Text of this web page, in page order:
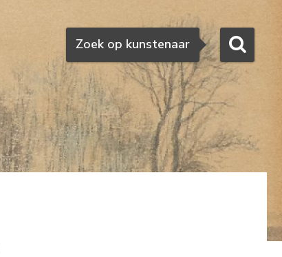
Zoeken
Zoek op kunstenaar